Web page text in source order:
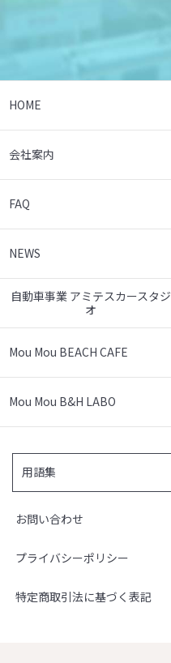
HOME
会社案内
FAQ
NEWS
自動車事業 アミテスカースタジ
オ
Mou Mou BEACH CAFE
Mou Mou B&H LABO
用語集
お問い合わせ
プライバシーポリシー
特定商取引法に基づく表記